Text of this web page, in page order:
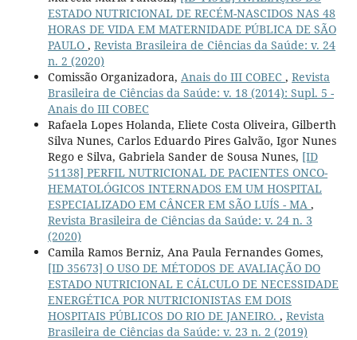
ESTADO NUTRICIONAL DE RECÉM-NASCIDOS NAS 48
HORAS DE VIDA EM MATERNIDADE PÚBLICA DE SÃO
PAULO , Revista Brasileira de Ciências da Saúde: v. 24
n. 2 (2020)
Comissão Organizadora, Anais do III COBEC , Revista
Brasileira de Ciências da Saúde: v. 18 (2014): Supl. 5 -
Anais do III COBEC
Rafaela Lopes Holanda, Eliete Costa Oliveira, Gilberth
Silva Nunes, Carlos Eduardo Pires Galvão, Igor Nunes
Rego e Silva, Gabriela Sander de Sousa Nunes, [ID
51138] PERFIL NUTRICIONAL DE PACIENTES ONCO-
HEMATOLÓGICOS INTERNADOS EM UM HOSPITAL
ESPECIALIZADO EM CÂNCER EM SÃO LUÍS - MA ,
Revista Brasileira de Ciências da Saúde: v. 24 n. 3
(2020)
Camila Ramos Berniz, Ana Paula Fernandes Gomes,
[ID 35673] O USO DE MÉTODOS DE AVALIAÇÃO DO
ESTADO NUTRICIONAL E CÁLCULO DE NECESSIDADE
ENERGÉTICA POR NUTRICIONISTAS EM DOIS
HOSPITAIS PÚBLICOS DO RIO DE JANEIRO. , Revista
Brasileira de Ciências da Saúde: v. 23 n. 2 (2019)